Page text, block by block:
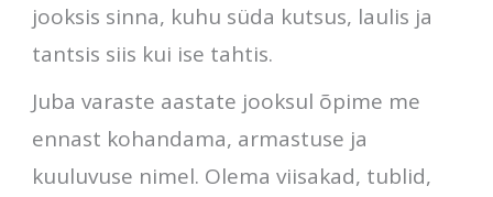
jooksis sinna, kuhu süda kutsus, laulis ja
tantsis siis kui ise tahtis.
Juba varaste aastate jooksul õpime me
ennast kohandama, armastuse ja
kuuluvuse nimel. Olema viisakad, tublid,